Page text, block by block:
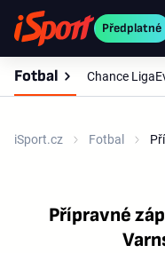
Předplatné
Fotbal Chance Liga
iSport.cz Fotbal
Přípravné